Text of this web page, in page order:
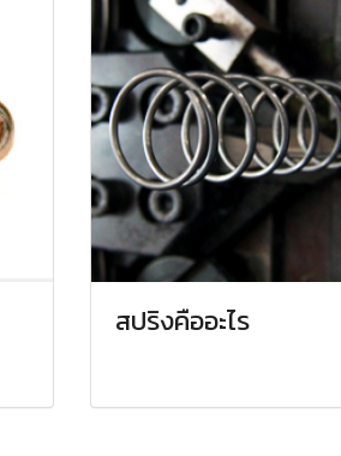
สปริงคืออะไร